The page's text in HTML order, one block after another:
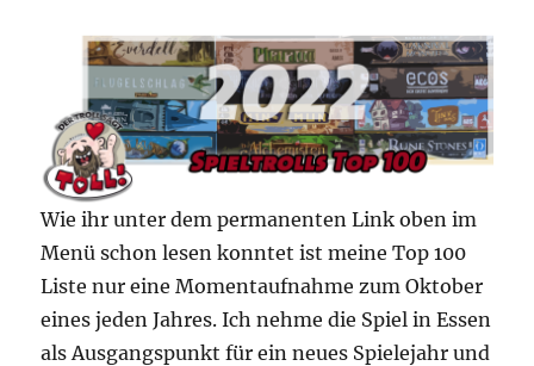
Wie ihr unter dem permanenten Link oben im
Menü schon lesen konntet ist meine Top 100
Liste nur eine Momentaufnahme zum Oktober
eines jeden Jahres. Ich nehme die Spiel in Essen
als Ausgangspunkt für ein neues Spielejahr und